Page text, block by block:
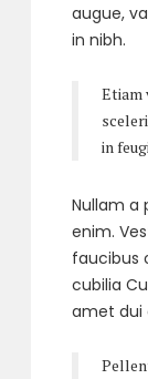
augue,
in nibh.
Etiam
in
Nullam a
enim.
faucibus
cubilia
amet dui